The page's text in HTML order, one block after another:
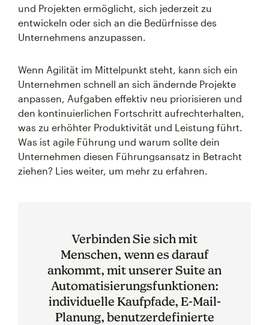
und Projekten ermöglicht, sich jederzeit zu
entwickeln oder sich an die Bedürfnisse des
Unternehmens anzupassen.
Wenn Agilität im Mittelpunkt steht, kann sich ein
Unternehmen schnell an sich ändernde Projekte
anpassen, Aufgaben effektiv neu priorisieren und
den kontinuierlichen Fortschritt aufrechterhalten,
was zu erhöhter Produktivität und Leistung führt.
Was ist agile Führung und warum sollte dein
Unternehmen diesen Führungsansatz in Betracht
ziehen? Lies weiter, um mehr zu erfahren.
Verbinden Sie sich mit
Menschen, wenn es darauf
ankommt, mit unserer Suite an
Automatisierungsfunktionen:
individuelle Kaufpfade, E-Mail-
Planung, benutzerdefinierte